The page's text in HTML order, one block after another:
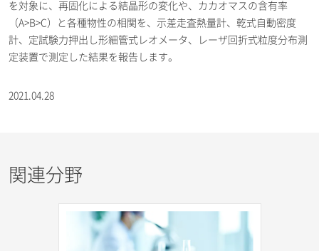
を対象に、再固化による結晶形の変化や、カカオマスの含有率
（A>B>C）と各種物性の相関を、示差走査熱量計、乾式自動密度
計、定試験力押出し形細管式レオメータ、レーザ回折式粒度分布測
定装置で測定した結果を報告します。
2021.04.28
関連分野